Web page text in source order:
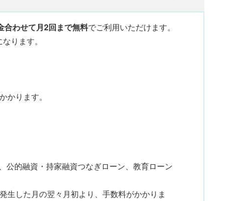
合わせて月2回まで無料でご利用いただけます。
ります。
かります。
公的融資・持家融資つなぎローン、教育ローン
生した月の翌々月初より、手数料がかかりま